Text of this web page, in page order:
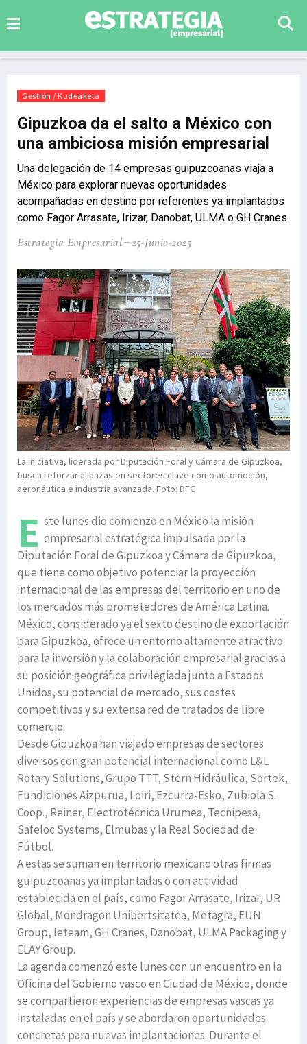
Gestión / Kudeaketa
Gipuzkoa da el salto a México con
una ambiciosa misión empresarial
Una delegación de 14 empresas guipuzcoanas viaja a
México para explorar nuevas oportunidades
acompañadas en destino por referentes ya implantados
como Fagor Arrasate, Irizar, Danobat, ULMA o GH Cranes
Estrategia Empresarial 25-Junio-2025
La iniciativa, liderada por Diputación Foral y Cámara de Gipuzkoa,
busca reforzar alianzas en sectores clave como automoción,
aeronáutica e industria avanzada. Foto: DFG
E ste lunes dio comienzo en México la misión
empresarial estratégica impulsada por la
Diputación Foral de Gipuzkoa y Cámara de Gipuzkoa,
que tiene como objetivo potenciar la proyección
internacional de las empresas del territorio en uno de
los mercados más prometedores de América Latina.
México, considerado ya el sexto destino de exportación
para Gipuzkoa, ofrece un entorno altamente atractivo
para la inversión y la colaboración empresarial gracias a
su posición geográfica privilegiada junto a Estados
Unidos, su potencial de mercado, sus costes
competitivos y su extensa red de tratados de libre
comercio.
Desde Gipuzkoa han viajado empresas de sectores
diversos con gran potencial internacional como L&L
Rotary Solutions, Grupo TTT, Stern Hidráulica, Sortek,
Fundiciones Aizpurua, Loiri, Ezcurra-Esko, Zubiola S.
Coop., Reiner, Electrotécnica Urumea, Tecnipesa,
Safeloc Systems, Elmubas y la Real Sociedad de
Fútbol.
A estas se suman en territorio mexicano otras firmas
guipuzcoanas ya implantadas o con actividad
establecida en el país, como Fagor Arrasate, Irizar, UR
Global, Mondragon Unibertsitatea, Metagra, EUN
Group, Ieteam, GH Cranes, Danobat, ULMA Packaging y
ELAY Group.
La agenda comenzó este lunes con un encuentro en la
Oficina del Gobierno vasco en Ciudad de México, donde
se compartieron experiencias de empresas vascas ya
instaladas en el país y se abordaron oportunidades
concretas para nuevas implantaciones. Durante el